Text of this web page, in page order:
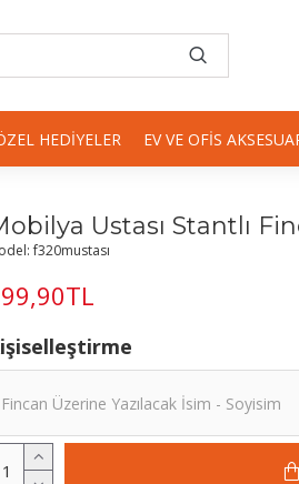
HEDIYELER EV VE OFIS
Ustası Stantlı
f320mustası